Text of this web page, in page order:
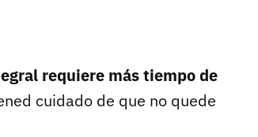
requiere más tiempo de
cuidado de que no quede